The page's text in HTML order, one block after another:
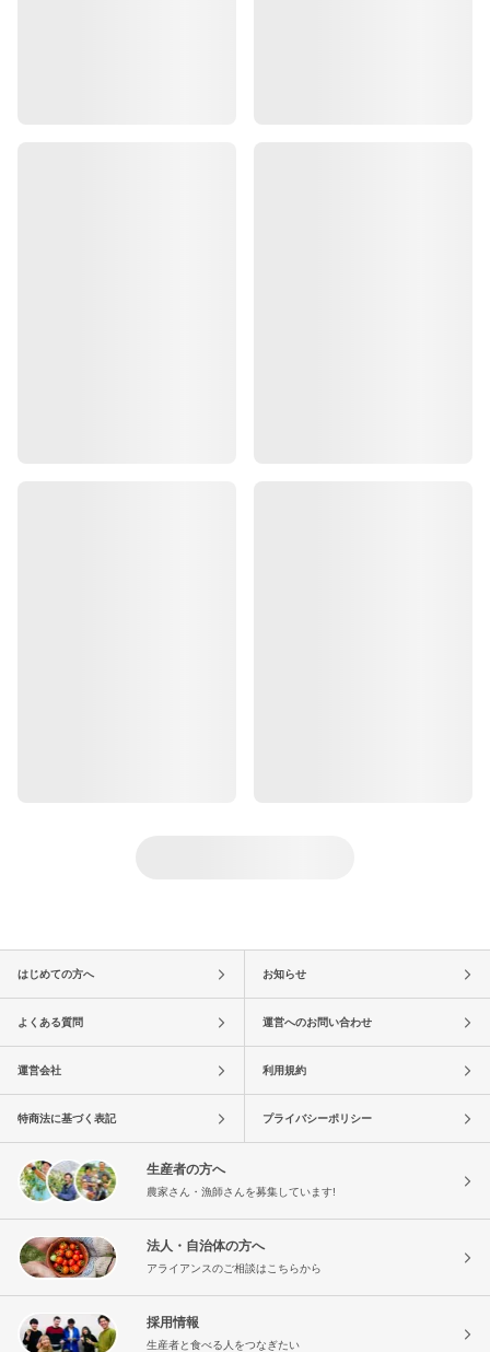
はじめての方へ お知らせ
よくある質問 運営へのお問い合わせ
運営会社 利用規約
特商法に基づく表記 プライバシーポリシー
生産者の方へ
農家さん・漁師さんを募集しています!
法人・自治体の方へ
アライアンスのご相談はこちらから
採用情報
生産者と食べる人をつなぎたい